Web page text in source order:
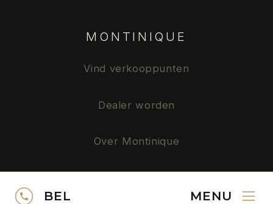
BEL MENU
MONTINIQUE
Vind verkooppunten
Dealer worden
Over Montinique